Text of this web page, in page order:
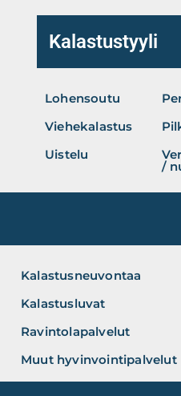
Kalastustyyli
Lohensoutu
Viehekalastus
Uistelu
/
Kalastusneuvontaa
Kalastusluvat
Ravintolapalvelut
Muut hyvinvointipalvelut